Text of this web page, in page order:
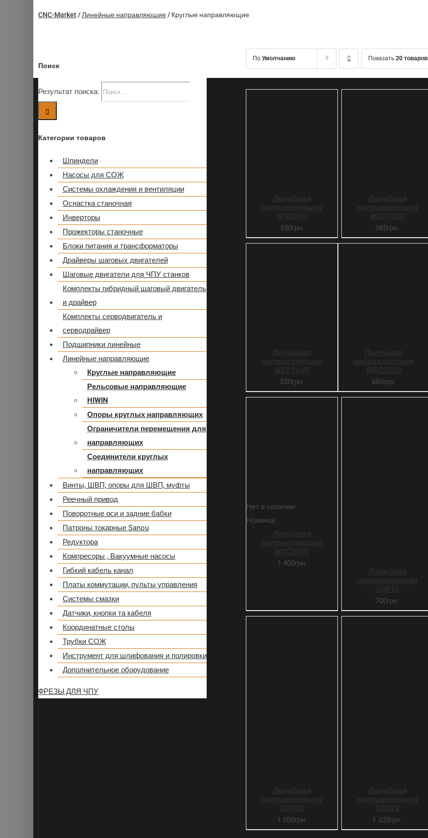
CNC-Market/ Линейные направляющие/ Круглые направляющие
ПоУмолчанию Показать20 товаров
Линейная
направляющая
WSC8UU
350грн.
Линейная
направляющая
WSC10UU
385грн.
Линейная
направляющая
WSC16UU
550грн.
Линейная
направляющая
WSC20UU
660грн.
Нет в наличии
Новинка
Линейная
направляющая
WSC30UU
1 400грн.
Линейная
направляющая
SBR12
700грн.
Линейная
направляющая
SBR20
1 000грн.
Линейная
направляющая
SBR25
1 320грн.
Поиск
Результат поиска:
Категории товаров
Шпиндели
Насосы для СОЖ
Системы охлаждения и вентиляции
Оснастка станочная
Инверторы
Прожекторы станочные
Блоки питания и трансформаторы
Драйверы шаговых двигателей
Шаговые двигатели для ЧПУ станков
Комплекты гибридный шаговый двигатель
и драйвер
Комплекты серводвигатель и
серводрайвер
Подшипники линейные
Линейные направляющие
Круглые направляющие
Рельсовые направляющие
HIWIN
Опоры круглых направляющих
Ограничители перемещения для
направляющих
Соединители круглых
направляющих
Винты, ШВП, опоры для ШВП, муфты
Реечный привод
Поворотные оси и задние бабки
Патроны токарные Sanou
Редуктора
Компресоры , Вакуумные насосы
Гибкий кабель канал
Платы коммутации, пульты управления
Системы смазки
Датчики, кнопки та кабеля
Координатные столы
Трубки СОЖ
Инструмент для шлифования и полировки
Дополнительное оборудование
ФРЕЗЫ ДЛЯ ЧПУ